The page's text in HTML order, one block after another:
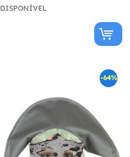
DISPONÍVEL
-64%